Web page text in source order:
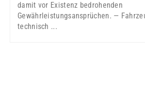
damit vor Existenz bedrohenden
Gewährleistungsansprüchen. —
technisch ...